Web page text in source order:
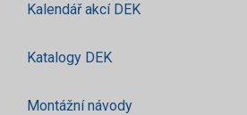
Kalendář akcí DEK
Katalogy DEK
Montážní návody